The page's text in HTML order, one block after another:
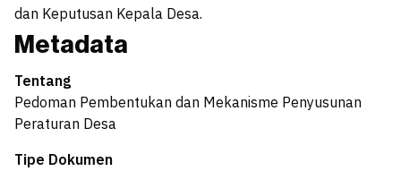
dan Keputusan Kepala Desa.
Metadata
Tentang
Pedoman Pembentukan dan Mekanisme Penyusunan
Peraturan Desa
Tipe Dokumen